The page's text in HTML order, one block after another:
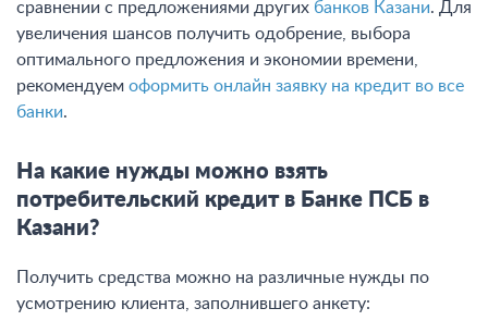
сравнении с предложениями других банков Казани. Для
увеличения шансов получить одобрение, выбора
оптимального предложения и экономии времени,
рекомендуем оформить онлайн заявку на кредит во все
банки.
На какие нужды можно взять
потребительский кредит в Банке ПСБ в
Казани?
Получить средства можно на различные нужды по
усмотрению клиента, заполнившего анкету: